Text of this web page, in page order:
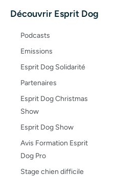
Découvrir Esprit Dog
Podcasts
Emissions
Esprit Dog Solidarité
Partenaires
Esprit Dog Christmas
Show
Esprit Dog Show
Avis Formation Esprit
Dog Pro
Stage chien difficile